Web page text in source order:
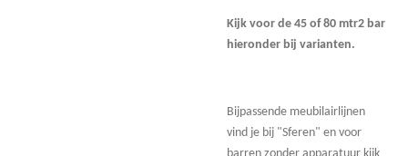
Kijk voor de 45 of 80 mtr2 bar
hieronder bij varianten.
Bijpassende meubilairlijnen
vind je bij "Sferen" en voor